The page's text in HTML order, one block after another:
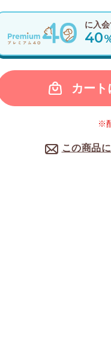
カート
この商品
※
に入
40